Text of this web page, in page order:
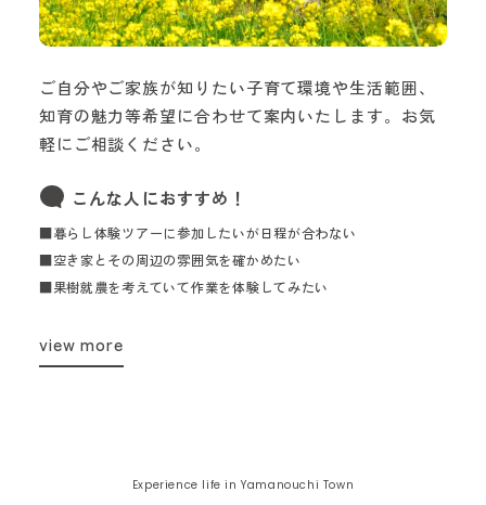
ご自分やご家族が知りたい子育て環境や生活範囲、
知育の魅力等希望に合わせて案内いたします。お気
軽にご相談ください。
こんな人におすすめ！
■暮らし体験ツアーに参加したいが日程が合わない
■空き家とその周辺の雰囲気を確かめたい
■果樹就農を考えていて作業を体験してみたい
view more
Experience life in Yamanouchi Town